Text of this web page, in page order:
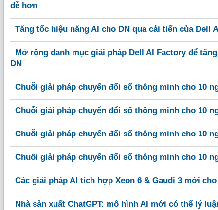
dễ hơn
Tăng tốc hiệu năng AI cho DN qua cải tiến của Dell
Mở rộng danh mục giải pháp Dell AI Factory để
DN
Chuỗi giải pháp chuyển đổi số thông minh cho 10
Chuỗi giải pháp chuyển đổi số thông minh cho 10
Chuỗi giải pháp chuyển đổi số thông minh cho 10
Chuỗi giải pháp chuyển đổi số thông minh cho 10
Các giải pháp AI tích hợp Xeon 6 & Gaudi 3 mới
Nhà sản xuất ChatGPT: mô hình AI mới có thể lý